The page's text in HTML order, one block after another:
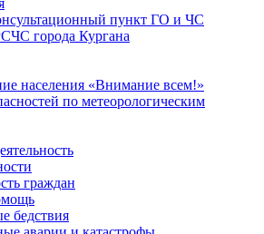
пункт ГО и ЧС
города Кургана
населения «Внимание всем!»
по метеорологическим
граждан
бедствия